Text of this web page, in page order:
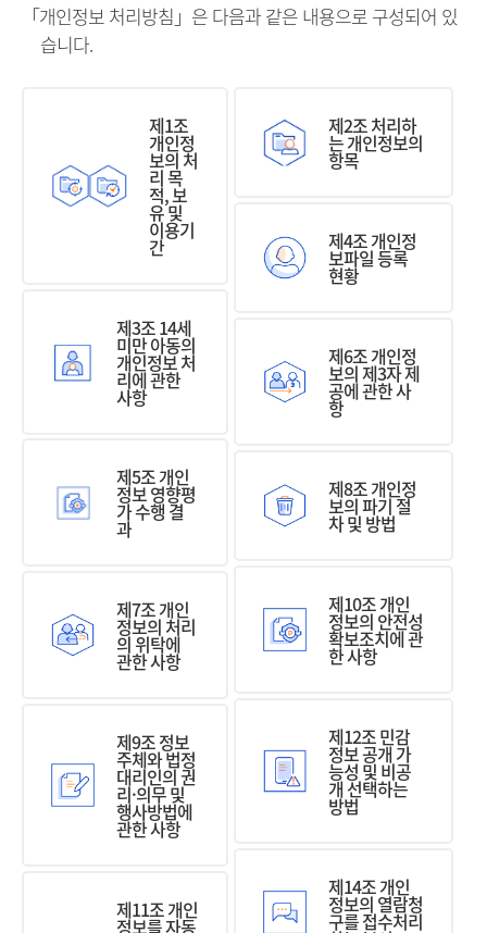
「개인정보 처리방침」은 다음과 같은 내용으로 구성되어 있
습니다.
제1조
개인정
보의 처
리 목
적, 보
유 및
이용기
간
제3조 14세
미만 아동의
개인정보 처
리에 관한
사항
제5조 개인
정보 영향평
가 수행 결
과
제7조 개인
정보의 처리
의 위탁에
관한 사항
제9조 정보
주체와 법정
대리인의 권
리·의무 및
행사방법에
관한 사항
제11조 개인
정보를 자동
제2조 처리하
는 개인정보의
항목
제4조 개인정
보파일 등록
현황
제6조 개인정
보의 제3자 제
공에 관한 사
항
제8조 개인정
보의 파기 절
차 및 방법
제10조 개인
정보의 안전성
확보조치에 관
한 사항
제12조 민감
정보 공개 가
능성 및 비공
개 선택하는
방법
제14조 개인
정보의 열람청
구를 접수처리